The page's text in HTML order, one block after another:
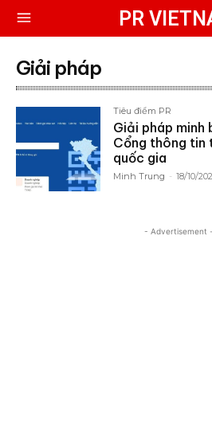
PR
Giải pháp
Tiêu điểm PR
Giải pháp minh
Cổng thông tin
quốc gia
Minh Trung - 18/10/
- Advertisement -